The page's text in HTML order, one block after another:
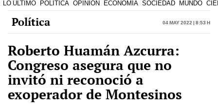
LO ÚLTIMO POLÍTICA OPINIÓN ECONOMÍA SOCIEDAD MUNDO
Política 04 May 2022 | 8:53 h
Roberto Huamán Azcurra:
Congreso asegura que no
invitó ni reconoció a
exoperador de Montesinos